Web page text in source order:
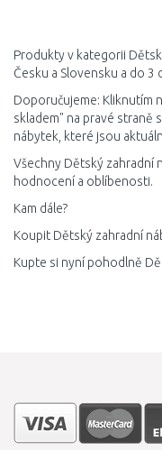
Produkty v kategorii
Česku a Slovensku a do 3
Doporučujeme: Kliknutím
skladem" na pravé straně
nábytek, které jsou
Všechny Dětský zahradní
hodnocení a oblíbenosti.
Kam dále?
Koupit Dětský zahradní
Kupte si nyní pohodlně